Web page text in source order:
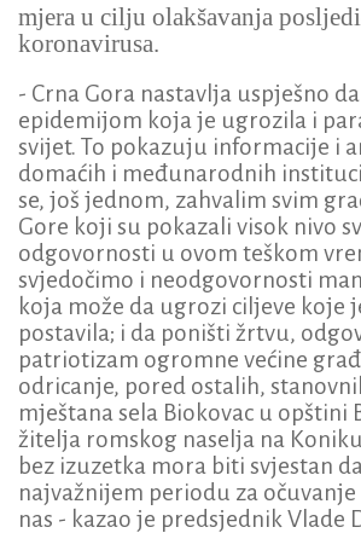
mjera u cilju olakšavanja
koronavirusa.
- Crna Gora nastavlja uspješno da
epidemijom koja je ugrozila i
svijet. To pokazuju informacije i
domaćih i međunarodnih
se, još jednom, zahvalim svim
Gore koji su pokazali visok nivo
odgovornosti u ovom teškom
svjedočimo i neodgovornosti
koja može da ugrozi ciljeve koje
postavila; i da poništi žrtvu,
patriotizam ogromne većine
odricanje, pored ostalih,
mještana sela Biokovac u opštini
žitelja romskog naselja na
bez izuzetka mora biti svjestan
najvažnijem periodu za očuvanje
nas - kazao je predsjednik Vlade